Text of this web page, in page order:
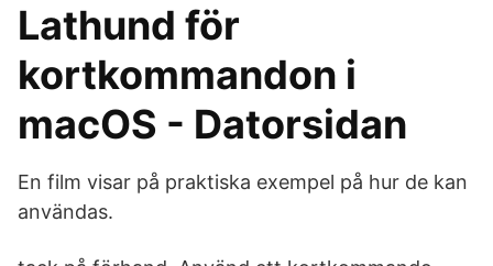
Lathund för
kortkommandon i
macOS - Datorsidan
En film visar på praktiska exempel på hur de kan
användas.